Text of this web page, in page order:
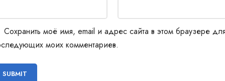
Сохранить моё имя, email и адрес сайта в этом браузере
моих комментариев.